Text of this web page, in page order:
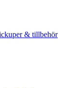
& tillbehör